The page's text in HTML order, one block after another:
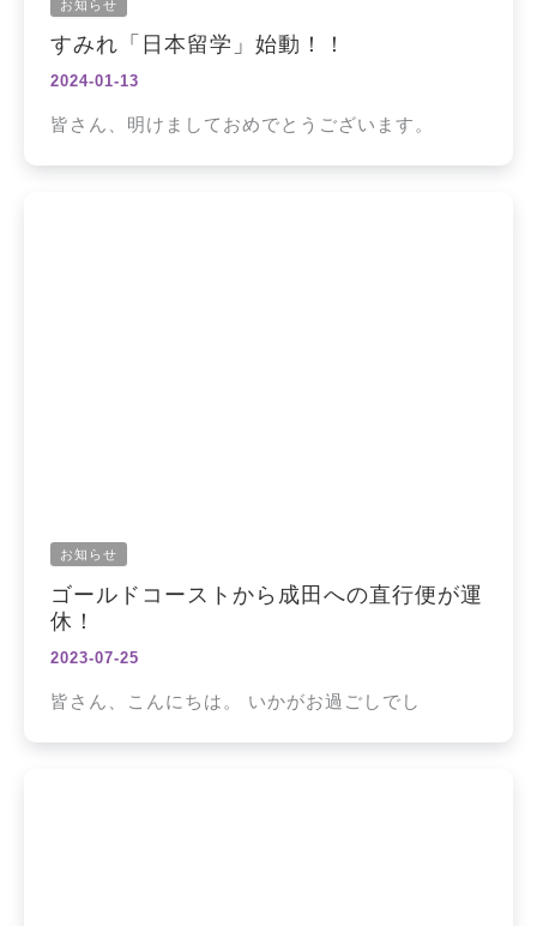
お知らせ
すみれ「日本留学」始動！！
2024-01-13
皆さん、明けましておめでとうございます。
お知らせ
ゴールドコーストから成田への直行便が運
休！
2023-07-25
皆さん、こんにちは。 いかがお過ごしでし